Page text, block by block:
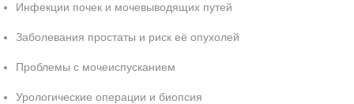
Инфекции почек и мочевыводящих путей
Заболевания простаты и риск её опухолей
Проблемы с мочеиспусканием
Урологические операции и биопсия